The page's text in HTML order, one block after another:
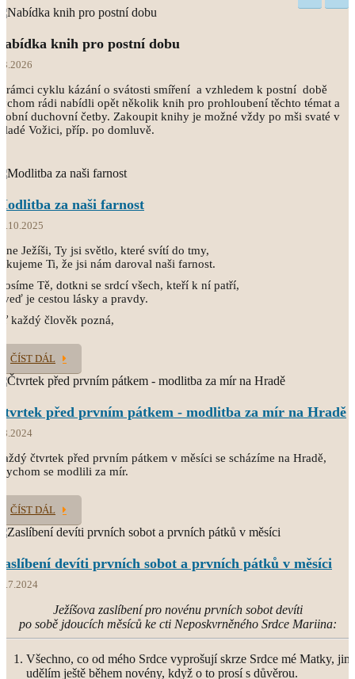
knih pro postní dobu
rámci cyklu kázání o svátosti smíření a vzhledem k postní době
rádi nabídli opět několik knih pro prohloubení těchto témat a
duchovní četby. Zakoupit knihy je možné vždy po mši svaté v
Vožici, příp. po domluvě.
za naši farnost
Ježíši, Ty jsi světlo, které svítí do tmy,
Ti, že jsi nám daroval naši farnost.
Tě, dotkni se srdcí všech, kteří k ní patří,
veď je cestou lásky a pravdy.
každý člověk pozná,
ČÍST DÁL
před prvním pátkem - modlitba za mír na Hradě
čtvrtek před prvním pátkem v měsíci se scházíme na Hradě,
se modlili za mír.
ČÍST DÁL
devíti prvních sobot a prvních pátků v měsíci
Ježíšova zaslíbení pro novénu prvních sobot devíti
po sobě jdoucích měsíců ke cti Neposkvrněného Srdce Mariina:
Všechno, co od mého Srdce vyprošují skrze Srdce mé Matky, jim
udělím ještě během novény, když o to prosí s důvěrou.